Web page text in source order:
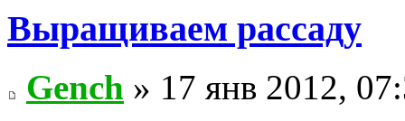
Выращиваем рассаду
Gench » 17 янв 2012,